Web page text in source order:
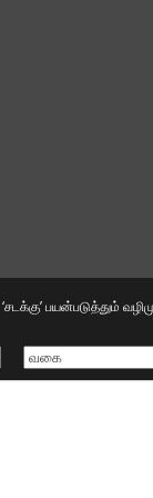
‘சடக்கு’ பயன்படுத்தும்